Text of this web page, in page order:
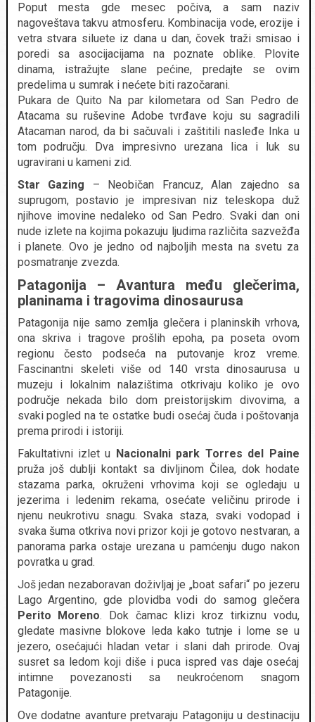
Poput mesta gde mesec počiva, a sam naziv
nagoveštava takvu atmosferu. Kombinacija vode, erozije i
vetra stvara siluete iz dana u dan, čovek traži smisao i
poredi sa asocijacijama na poznate oblike. Plovite
dinama, istražujte slane pećine, predajte se ovim
predelima u sumrak i nećete biti razočarani.
Pukara de Quito Na par kilometara od San Pedro de
Atacama su ruševine Adobe tvrđave koju su sagradili
Atacaman narod, da bi sačuvali i zaštitili nasleđe Inka u
tom području. Dva impresivno urezana lica i luk su
ugravirani u kameni zid.
Star Gazing – Neobičan Francuz, Alan zajedno sa
suprugom, postavio je impresivan niz teleskopa duž
njihove imovine nedaleko od San Pedro. Svaki dan oni
nude izlete na kojima pokazuju ljudima različita sazvežđa
i planete. Ovo je jedno od najboljih mesta na svetu za
posmatranje zvezda.
Patagonija – Avantura među glečerima,
planinama i tragovima dinosaurusa
Patagonija nije samo zemlja glečera i planinskih vrhova,
ona skriva i tragove prošlih epoha, pa poseta ovom
regionu često podseća na putovanje kroz vreme.
Fascinantni skeleti više od 140 vrsta dinosaurusa u
muzeju i lokalnim nalazištima otkrivaju koliko je ovo
područje nekada bilo dom preistorijskim divovima, a
svaki pogled na te ostatke budi osećaj čuda i poštovanja
prema prirodi i istoriji.
Fakultativni izlet u Nacionalni park Torres del Paine
pruža još dublji kontakt sa divljinom Čilea, dok hodate
stazama parka, okruženi vrhovima koji se ogledaju u
jezerima i ledenim rekama, osećate veličinu prirode i
njenu neukrotivu snagu. Svaka staza, svaki vodopad i
svaka šuma otkriva novi prizor koji je gotovo nestvaran, a
panorama parka ostaje urezana u pamćenju dugo nakon
povratka u grad.
Još jedan nezaboravan doživljaj je „boat safari“ po jezeru
Lago Argentino, gde plovidba vodi do samog glečera
Perito Moreno. Dok čamac klizi kroz tirkiznu vodu,
gledate masivne blokove leda kako tutnje i lome se u
jezero, osećajući hladan vetar i slani dah prirode. Ovaj
susret sa ledom koji diše i puca ispred vas daje osećaj
intimne povezanosti sa neukroćenom snagom
Patagonije.
Ove dodatne avanture pretvaraju Patagoniju u destinaciju